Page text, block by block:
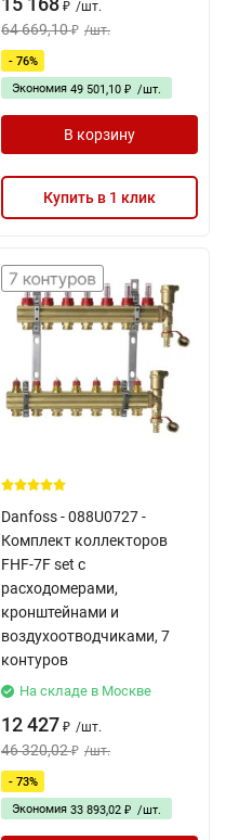
₽ /шт.
64 669,10 ₽ /шт.
- 76%
Экономия 49 501,10 ₽ /шт.
В корзину
Купить в 1 клик
Danfoss - 088U0727 -
Комплект коллекторов
FHF-7F set с
расходомерами,
кронштейнами и
воздухоотводчиками, 7
контуров
На складе в Москве
12 427 ₽ /шт.
46 320,02 ₽ /шт.
- 73%
Экономия 33 893,02 ₽ /шт.